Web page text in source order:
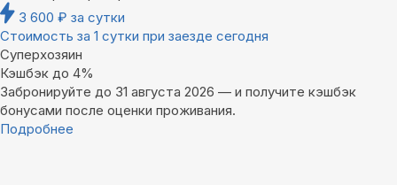
3 600 ₽ за сутки
Стоимость за 1 сутки при заезде сегодня
Суперхозяин
Кэшбэк до 4%
Забронируйте до 31 августа 2026 — и получите кэшбэк
бонусами после оценки проживания.
Подробнее